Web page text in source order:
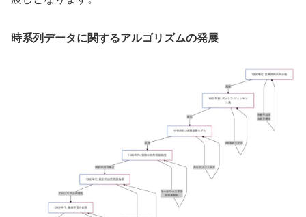
時系列データに関するアルゴリズムの発展